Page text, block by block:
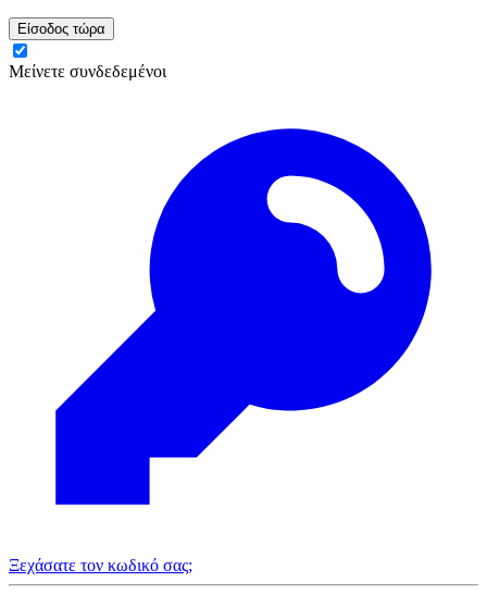
Είσοδος τώρα
Μείνετε συνδεδεμένοι
Ξεχάσατε τον κωδικό σας;